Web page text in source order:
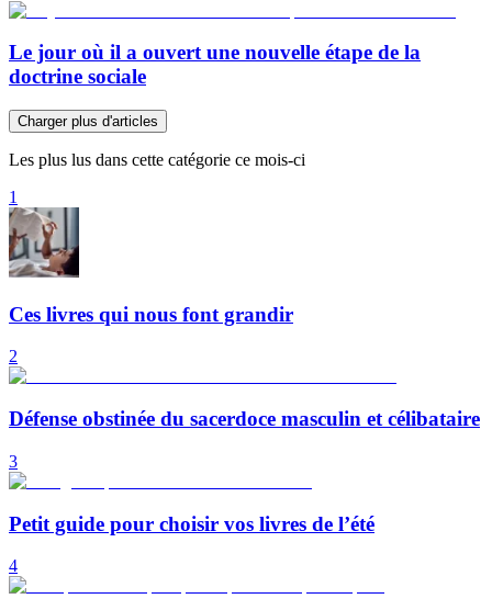
Le jour où il a ouvert une nouvelle étape de la
doctrine sociale
Charger plus d'articles
Les plus lus dans cette catégorie ce mois-ci
1
Ces livres qui nous font grandir
2
Défense obstinée du sacerdoce masculin et célibataire
3
Petit guide pour choisir vos livres de l’été
4